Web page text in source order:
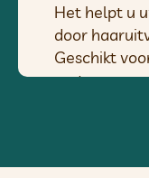
Het helpt u
door
Geschikt
maten en